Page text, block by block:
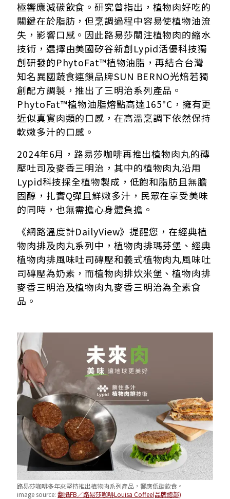
極響應減碳飲食。研究曾指出，植物肉好吃的
關鍵在於脂肪，但烹調過程中容易使植物油流
失，影響口感。因此路易莎關注植物肉的縮水
技術，選擇由美國矽谷新創Lypid活優科技獨
創研發的PhytoFat™植物油脂，再結合台灣
知名異國蔬食連鎖品牌SUN BERNO光焙若獨
創配方調製，推出了三明治系列產品。
PhytoFat™植物油脂熔點高達165°C，擁有更
近似真實肉類的口感，在高溫烹調下依然保持
軟嫩多汁的口感。
2024年6月，路易莎咖啡再推出植物肉丸的磚
壓吐司及麥香三明治，其中的植物肉丸沿用
Lypid科技採全植物製成，低飽和脂肪且無膽
固醇，扎實Q彈且鮮嫩多汁，民眾在享受美味
的同時，也無需擔心身體負擔。
《網路溫度計DailyView》提醒您，在經典植
物肉排及肉丸系列中，植物肉排瑪芬堡、經典
植物肉排風味吐司磚壓和義式植物肉丸風味吐
司磚壓為奶素，而植物肉排炊米堡、植物肉排
麥香三明治及植物肉丸麥香三明治為全素食
品。
路易莎咖啡多年來堅持推出植物肉系列產品，響應低碳飲食。
image source: 翻攝FB／路易莎咖啡Louisa Coffee(品牌總部)